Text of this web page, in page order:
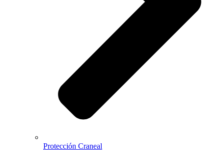
Protección Craneal